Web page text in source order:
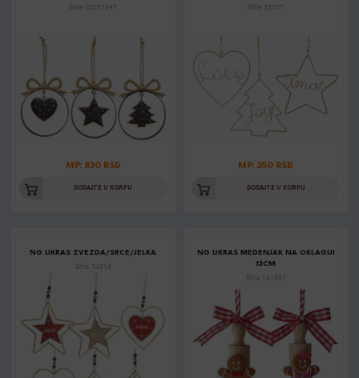
Šifra: 10031397
MP: 830 RSD
DODAJTE U KORPU
Šifra: 35707
MP: 250 RSD
DODAJTE U KORPU
NG UKRAS ZVEZDA/SRCE/JELKA
Šifra: 74314
NG UKRAS MEDENJAK NA OKLAGIJI
13CM
Šifra: 141857